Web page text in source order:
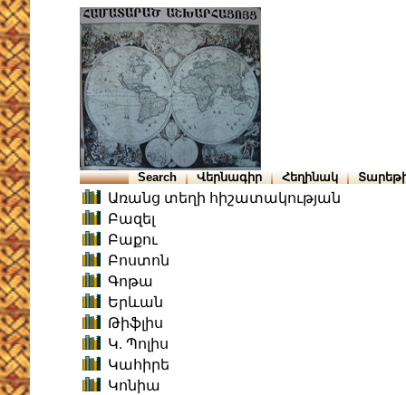
Search Վերնագիր Հեղինակ
Առանց տեղի հիշատակության
Բազել
Բաքու
Բոստոն
Գոթա
Երևան
Թիֆլիս
Կ. Պոլիս
Կահիրե
Կոնիա